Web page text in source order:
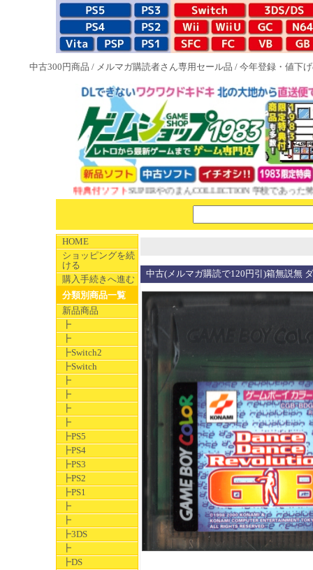
中古300円商品 / メルマガ購読者さん専用セール品 / 今年登録・値下
NEW 1983特典付ソフトSUPERやのまんCOLLECTION 学校であった怖い
HOME
ショッピングを続
ける
購入手続きへ進む
分類別商品一覧
新品商品
┣
┣
┣Switch2
┣Switch
┣
┣
┣
┣
┣PS5
┣PS4
┣PS3
┣PS2
┣PS1
┣
┣
┣3DS
┣
┣DS
中古(メルマガ購読で120円引)箱無説無